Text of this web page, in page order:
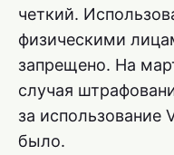
четкий.
физическими
запрещено. На
случая
за использование
было.